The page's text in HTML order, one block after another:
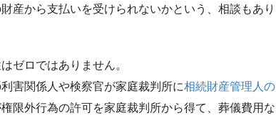
産から支払いを受けられないかという、相談もあり
ゼロではありません。
害関係人や検察官が家庭裁判所に相続財産管理人の
限外行為の許可を家庭裁判所から得て、葬儀費用な